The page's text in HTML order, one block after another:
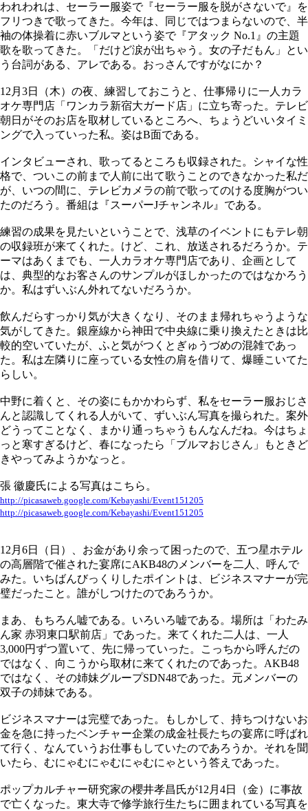
われわれは、セーラー服姿で『セーラー服を脱がさないで』を
フリつきで歌ってきた。今年は、同じではつまらないので、半
袖の体操着に赤いブルマという姿で『アタック No.1』の主題
歌を歌ってきた。「だけど涙が出ちゃう。女の子だもん」とい
う台詞がある、アレである。おっさんですがなにか？
12月3日（木）の夜、練習しておこうと、仕事帰りに一人カラ
オケ専門店「ワンカラ新宿大ガード店」に立ち寄った。テレビ
朝日がそのお店を取材しているところへ、ちょうどいいタイミ
ングで入っていった私。姿はB面である。
インタビューされ、歌ってるところも収録された。シャイな性
格で、ついこの前まで人前に出て歌うことのできなかった私だ
が、いつの間に、テレビカメラの前で歌ってのける度胸がつい
たのだろう。番組は『スーパーJチャンネル』である。
練習の成果を見たいということで、浅草のイベントにもテレ朝
の収録班が来てくれた。けど、これ、放送されるだろうか。テ
ーマはあくまでも、一人カラオケ専門店であり、企画として
は、典型的なお客さんのサンプルがほしかったのではなかろう
か。私はずいぶん外れてないだろうか。
飲んだらすっかり気が大きくなり、そのまま帰れちゃうような
気がしてきた。銀座線から神田で中央線に乗り換えたときは比
較的空いていたが、ふと気がつくとぎゅうづめの混雑であっ
た。私は左隣りに座っている女性の肩を借りて、爆睡こいてた
らしい。
中野に着くと、その姿にもかかわらず、私をセーラー服おじさ
んと認識してくれる人がいて、ずいぶん写真を撮られた。案外
どうってことなく、まかり通っちゃうもんなんだね。今はちょ
っと寒すぎるけど、春になったら「ブルマおじさん」もときど
きやってみようかなっと。
張 徽慶氏による写真はこちら。
http://picasaweb.google.com/Kebayashi/Event151205
http://picasaweb.google.com/Kebayashi/Event151205
12月6日（日）、お金があり余って困ったので、五つ星ホテル
の高層階で催された宴席にAKB48のメンバーを二人、呼んで
みた。いちばんびっくりしたポイントは、ビジネスマナーが完
璧だったこと。誰がしつけたのであろうか。
まあ、もちろん嘘である。いろいろ嘘である。場所は「わたみ
ん家 赤羽東口駅前店」であった。来てくれた二人は、一人
3,000円ずつ置いて、先に帰っていった。こっちから呼んだの
ではなく、向こうから取材に来てくれたのであった。AKB48
ではなく、その姉妹グループSDN48であった。元メンバーの
双子の姉妹である。
ビジネスマナーは完璧であった。もしかして、持ちつけないお
金を急に持ったベンチャー企業の成金社長たちの宴席に呼ばれ
て行く、なんていうお仕事もしていたのであろうか。それを聞
いたら、むにゃむにゃむにゃむにゃという答えであった。
ポップカルチャー研究家の櫻井孝昌氏が12月4日（金）に事故
で亡くなった。東大寺で修学旅行生たちに囲まれている写真を